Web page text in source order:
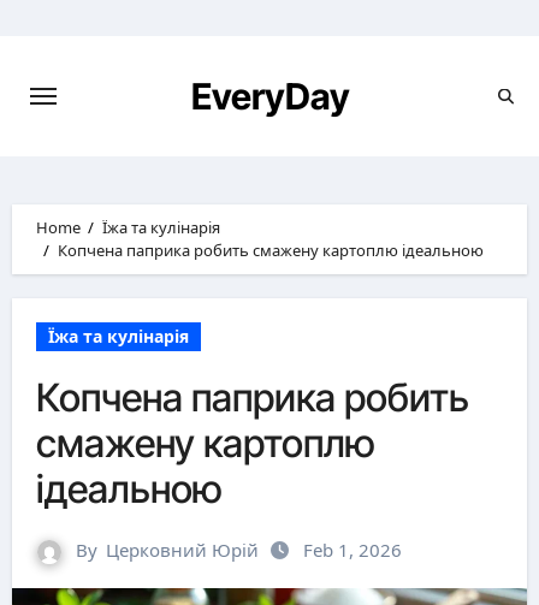
EveryDay
Home
Їжа та кулінарія
Копчена паприка робить смажену картоплю ідеальною
Їжа та кулінарія
Копчена паприка робить
смажену картоплю
ідеальною
By Церковний Юрій Feb 1, 2026